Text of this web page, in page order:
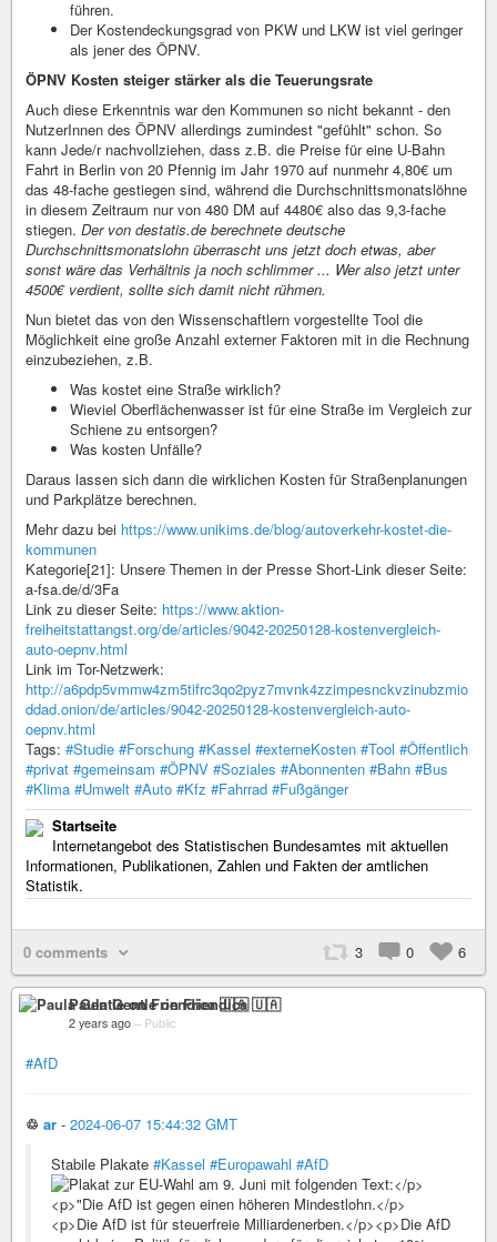
führen.
Der Kostendeckungsgrad von PKW und LKW ist viel geringer
als jener des ÖPNV.
ÖPNV Kosten steiger stärker als die Teuerungsrate
Auch diese Erkenntnis war den Kommunen so nicht bekannt - den
NutzerInnen des ÖPNV allerdings zumindest "gefühlt" schon. So
kann Jede/r nachvollziehen, dass z.B. die Preise für eine U-Bahn
Fahrt in Berlin von 20 Pfennig im Jahr 1970 auf nunmehr 4,80€ um
das 48-fache gestiegen sind, während die Durchschnittsmonatslöhne
in diesem Zeitraum nur von 480 DM auf 4480€ also das 9,3-fache
stiegen. Der von destatis.de berechnete deutsche
Durchschnittsmonatslohn überrascht uns jetzt doch etwas, aber
sonst wäre das Verhältnis ja noch schlimmer ... Wer also jetzt unter
4500€ verdient, sollte sich damit nicht rühmen.
Nun bietet das von den Wissenschaftlern vorgestellte Tool die
Möglichkeit eine große Anzahl externer Faktoren mit in die Rechnung
einzubeziehen, z.B.
Was kostet eine Straße wirklich?
Wieviel Oberflächenwasser ist für eine Straße im Vergleich zur
Schiene zu entsorgen?
Was kosten Unfälle?
Daraus lassen sich dann die wirklichen Kosten für Straßenplanungen
und Parkplätze berechnen.
Mehr dazu bei https://www.unikims.de/blog/autoverkehr-kostet-die-
kommunen
Kategorie[21]: Unsere Themen in der Presse Short-Link dieser Seite:
a-fsa.de/d/3Fa
Link zu dieser Seite: https://www.aktion-
freiheitstattangst.org/de/articles/9042-20250128-kostenvergleich-
auto-oepnv.html
Link im Tor-Netzwerk:
http://a6pdp5vmmw4zm5tifrc3qo2pyz7mvnk4zzimpesnckvzinubzmio
ddad.onion/de/articles/9042-20250128-kostenvergleich-auto-
oepnv.html
Tags: #Studie #Forschung #Kassel #externeKosten #Tool #Öffentlich
#privat #gemeinsam #ÖPNV #Soziales #Abonnenten #Bahn #Bus
#Klima #Umwelt #Auto #Kfz #Fahrrad #Fußgänger
Startseite
Internetangebot des Statistischen Bundesamtes mit aktuellen
Informationen, Publikationen, Zahlen und Fakten der amtlichen
Statistik.
0 comments 3 0 6
Paula Gentle on Friendica 🇺🇦
2 years ago – Public
#AfD
♲ ar - 2024-06-07 15:44:32 GMT
Stabile Plakate #Kassel #Europawahl #AfD